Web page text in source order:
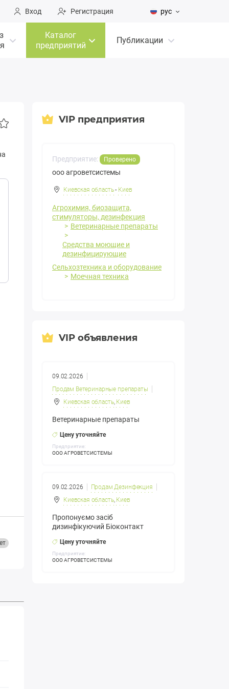
Вход Регистрация рус
Каталог
предприятий
Публикации
VIP предприятия
Предприятие: Проверено
ооо агроветсистемы
Киевская область- Киев
Агрохимия, биозащита,
стимуляторы, дезинфекция
Ветеринарные препараты
Средства моющие и
дезинфицирующие
Сельхозтехника и оборудование
Моечная техника
VIP объявления
09.02.2026
Продам Ветеринарные препараты
Киевская область, Киев
Ветеринарные препараты
Цену уточняйте
Предприятие:
ООО АГРОВЕТСИСТЕМЫ
09.02.2026
Продам Дезинфекция
Киевская область, Киев
Пропонуємо засіб
дизинфікуючий Біоконтакт
Цену уточняйте
Предприятие:
ООО АГРОВЕТСИСТЕМЫ